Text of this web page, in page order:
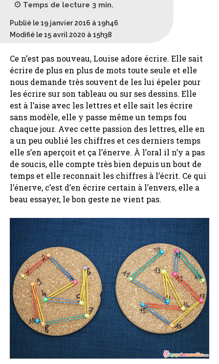
Temps de lecture 3 min.
Publié le 19 janvier 2016 à 19h46
Modifié le 15 avril 2020 à 15h38
Ce n’est pas nouveau, Louise adore écrire. Elle sait
écrire de plus en plus de mots toute seule et elle
nous demande très souvent de les lui épeler pour
les écrire sur son tableau ou sur ses dessins. Elle
est à l’aise avec les lettres et elle sait les écrire
sans modèle, elle y passe même un temps fou
chaque jour. Avec cette passion des lettres, elle en
a un peu oublié les chiffres et ces derniers temps
elle s’en aperçoit et ça l’énerve. À l’oral il n’y a pas
de soucis, elle compte très bien depuis un bout de
temps et elle reconnait les chiffres à l’écrit. Ce qui
l’énerve, c’est d’en écrire certain à l’envers, elle a
beau essayer, le bon geste ne vient pas.